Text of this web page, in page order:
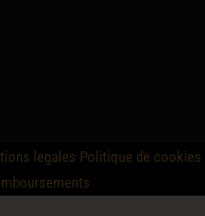
legales Politique de cookies